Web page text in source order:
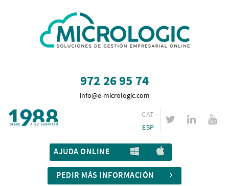
972 26 95 74
info@e-micrologic.com
CAT
ESP
AJUDA ONLINE
PEDIR MÁS INFORMACIÓN